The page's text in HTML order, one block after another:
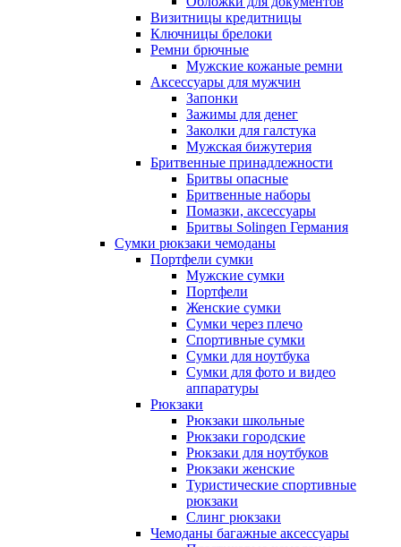
Визитницы кредитницы
Ключницы брелоки
Ремни брючные
Мужские кожаные ремни
Аксессуары для мужчин
Запонки
Зажимы для денег
Заколки для галстука
Мужская бижутерия
Бритвенные принадлежности
Бритвы опасные
Бритвенные наборы
Помазки, аксессуары
Бритвы Solingen Германия
Сумки рюкзаки чемоданы
Портфели сумки
Мужские сумки
Портфели
Женские сумки
Сумки через плечо
Спортивные сумки
Сумки для ноутбука
Сумки для фото и видео
аппаратуры
Рюкзаки
Рюкзаки школьные
Рюкзаки городские
Рюкзаки для ноутбуков
Рюкзаки женские
Туристические спортивные
рюкзаки
Слинг рюкзаки
Чемоданы багажные аксессуары